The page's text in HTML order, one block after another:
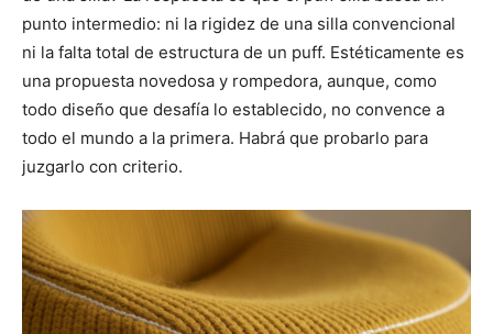
punto intermedio: ni la rigidez de una silla convencional
ni la falta total de estructura de un puff. Estéticamente es
una propuesta novedosa y rompedora, aunque, como
todo diseño que desafía lo establecido, no convence a
todo el mundo a la primera. Habrá que probarlo para
juzgarlo con criterio.